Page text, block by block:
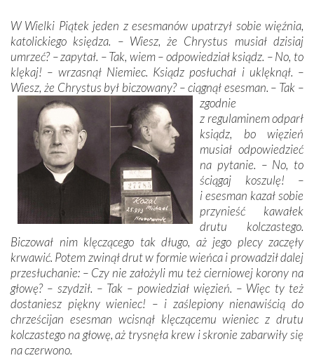
W Wielki Piątek jeden z esesmanów upatrzył sobie więźnia,
katolickiego księdza. – Wiesz, że Chrystus musiał dzisiaj
umrzeć? – zapytał. – Tak, wiem – odpowiedział ksiądz. – No, to
klękaj! – wrzasnął Niemiec. Ksiądz posłuchał i uklęknął. –
Wiesz, że Chrystus był biczowany? – ciągnął esesman. – Tak –
zgodnie
z regulaminem odparł
ksiądz, bo więzień
musiał odpowiedzieć
na pytanie. – No, to
ściągaj koszulę! –
i esesman kazał sobie
przynieść kawałek
drutu kolczastego.
Biczował nim klęczącego tak długo, aż jego plecy zaczęły
krwawić. Potem zwinął drut w formie wieńca i prowadził dalej
przesłuchanie: – Czy nie założyli mu też cierniowej korony na
głowę? – szydził. – Tak – powiedział więzień. – Więc ty też
dostaniesz piękny wieniec! – i zaślepiony nienawiścią do
chrześcijan esesman wcisnął klęczącemu wieniec z drutu
kolczastego na głowę, aż trysnęła krew i skronie zabarwiły się
na czerwono.